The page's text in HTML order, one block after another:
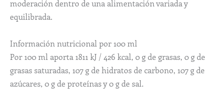
moderación dentro de una alimentación variada y
equilibrada.
Información nutricional por 100 ml
Por 100 ml aporta 1811 kJ / 426 kcal, 0 g de grasas, 0 g de
grasas saturadas, 107 g de hidratos de carbono, 107 g de
azúcares, 0 g de proteínas y 0 g de sal.